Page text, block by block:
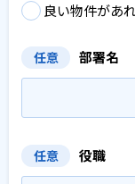
良い物件があ
任意 部署名
任意 役職